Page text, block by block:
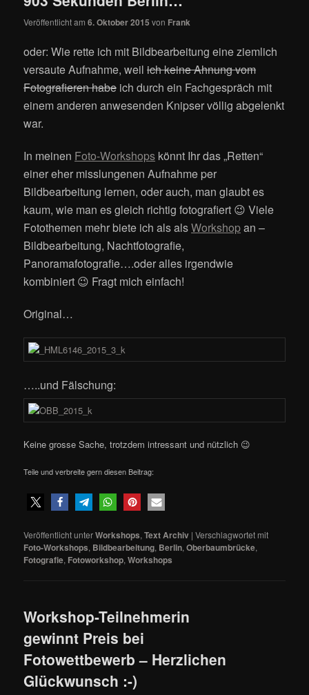
Veröffentlicht am6. Oktober 2015 von Frank
oder: Wie rette ich mit Bildbearbeitung eine ziemlich
versaute Aufnahme, weilich keine Ahnung vom
Fotografieren habe ich durch ein Fachgespräch mit
einem anderen anwesenden Knipser völlig abgelenkt
war.
In meinen Foto-Workshops könnt Ihr das „Retten“
einer eher misslungenen Aufnahme per
Bildbearbeitung lernen, oder auch, man glaubt es
kaum, wie man es gleich richtig fotografiert 😉 Viele
Fotothemen mehr biete ich als alsWorkshopan –
Bildbearbeitung, Nachtfotografie,
Panoramafotografie….oder alles irgendwie
kombiniert 😉 Fragt mich einfach!
Original…
…..und Fälschung:
Keine grosse Sache, trotzdem intressant und nützlich 😉
Teile und verbreite gern diesen Beitrag:
Veröffentlicht unterWorkshops,Text Archiv |Verschlagwortet mit
Foto-Workshops, Bildbearbeitung, Berlin,Oberbaumbrücke,
Fotografie, Fotoworkshop,Workshops
Workshop-Teilnehmerin
gewinnt Preis bei
Fotowettbewerb – Herzlichen
Glückwunsch :-)